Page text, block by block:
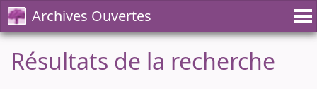
Archives Ouvertes
Résultats de la recherche